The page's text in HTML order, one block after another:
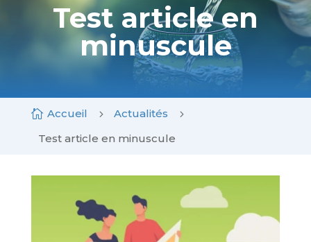
Test article en
minuscule
 Accueil 5 Actualités 5
Test article en minuscule
Mes Démarches
Espace documentaire
Contact